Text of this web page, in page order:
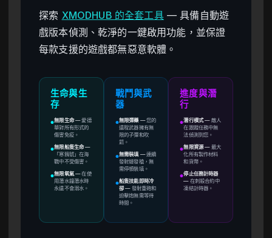
探索 XMODHUB 的全套工具— 具備自動遊
戲版本偵測、乾淨的一鍵啟用功能，並保證
每款支援的遊戲都無惡意軟體。
生命與生
存
●無限生命—愛德
華對所有形式的
傷害免疫。
●無限船隻生命—
「寒鴉號」在海
戰中不受傷害。
●無限氧氣—在使
用潛水鐘潛水時
永遠不會溺水。
戰鬥與武
器
●無限彈藥—您的
遠程武器擁有無
限的子彈和吹
箭。
●無需裝填—連續
發射燧發槍，無
需停頓裝填。
●船隻技能即時冷
卻 — 發射重砲和
迫擊炮無需等待
時間。
進度與潛
行
●潛行模式— 敵人
在跟蹤任務中無
法偵測到您。
●無限資源— 最大
化所有製作材料
和貨幣。
●停止任務計時器
— 在刺殺合約中
凍結計時器。